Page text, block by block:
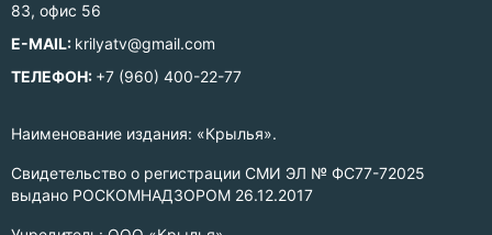
Наименование издания: «Крылья».
Свидетельство о регистрации СМИ ЭЛ № ФС77-72025
выдано РОСКОМНАДЗОРОМ 26.12.2017
83, офис 56
E-MAIL: krilyatv@gmail.com
ТЕЛЕФОН: +7 (960) 400-22-77